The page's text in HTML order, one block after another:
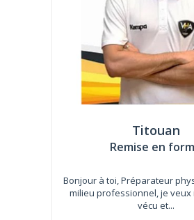
Titouan
Remise en
Bonjour à toi, Préparateur
milieu professionnel, je veux
vécu et...